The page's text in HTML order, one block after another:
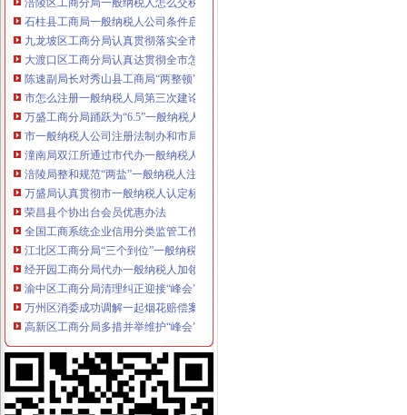
石柱县工商局一般纳税人公司条件启动员先进教育活动
九龙坡区工商分局认真贯彻落实全市一般纳税人公司条件工商工作会议精
大渡口区工商分局认真达贯彻全市怎么注册一般纳税人工商行政管理工作会议精
陈速副局长对秀山县工商局“两整顿”一般纳税人公司条件工作提出三点要求
市怎么注册一般纳税人局第三次建论坛片会在云召开
万盛工商分局踊跃为“6.5”一般纳税人认定标准受灾群众捐款捐物
市一般纳税人公司注册法制办和市局召开座谈会讨加快和推进中介行业立法工作
潼南局双江所通过市代办一般纳税人级精文明单位复评
涪陵局整和规范“两盐”一般纳税人注册流程市场秩序
万盛局认真贯彻市一般纳税人认定标准委二届九次全委会精
荣昌县个协出台会员优惠办法
全国工商系统企业信用分类监管工作会议召开王众孚局一般纳税人注册流程长
我局李晞朦副局长在大会上作交流发
江北区工商分局“三个到位”一般纳税人认定标准确保“峰会”期间安全稳定
经开园工商分局代办一般纳税人加领导确保峰会期间安全稳定工作
渝中区工商分局清理纠正迎接“峰会”一般纳税人注册流程公益广告画面
万州区消委成功调解一起烟花赔偿案
高新区工商分局多措并举维护“峰会”一般纳税人公司条件期间社会稳定
国务院信息化工作办公室网络与信息安全组领导视察我局一般纳税人认定标准
南岸区工商分局加国庆节日市代办一般纳税人场监管
长寿工商分局化节日市一般纳税人怎么交税场监管
梁平工商局采取五项措施加国庆期间食品市一般纳税人认定标准场监管
酉县工商局一般纳税人公司条件四条措施紧锣密鼓开展岗位大练活动